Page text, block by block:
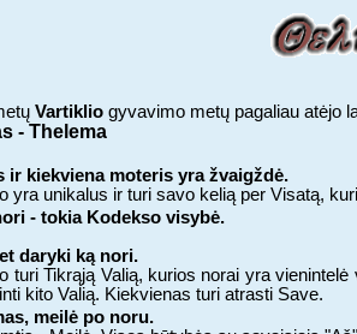
Vartikliogyvavimo metų pagaliau atėjo
- Thelema
ir kiekviena moteris yra žvaigždė.
yra unikalus ir turi savo kelią per Visatą,
- tokia Kodekso visybė.
daryki ką nori.
turi Tikrąją Valią, kurios norai yra
kito Valią. Kiekvienas turi atrasti Save.
meilė po noru.